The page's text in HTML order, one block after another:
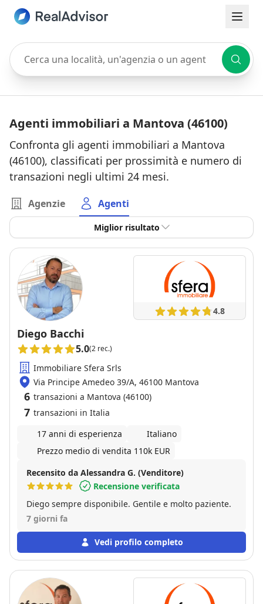
Cerca una località, un'agenzia o un agente
Agenti immobiliari a Mantova (46100)
Confronta gli agenti immobiliari a Mantova
(46100), classificati per prossimità e numero di
transazioni negli ultimi 24 mesi.
Agenzie Agenti
Miglior risultato
4.8
Diego Bacchi
5.0(2 rec.)
Immobiliare Sfera Srls
Via Principe Amedeo 39/A, 46100 Mantova
6 transazioni a Mantova (46100)
7 transazioni in Italia
17 anni di esperienza
Italiano
Prezzo medio di vendita 110k EUR
Recensito da Alessandra G. (Venditore)
Recensione verificata
Diego sempre disponibile. Gentile e molto paziente.
7 giorni fa
Vedi profilo completo